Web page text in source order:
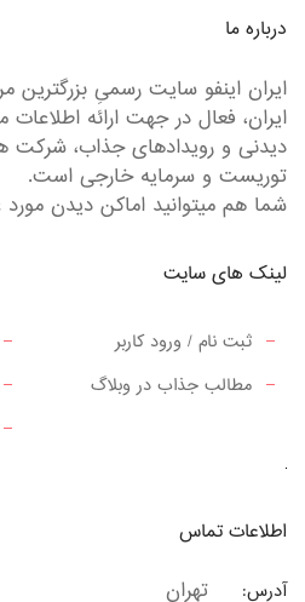
درباره ما
ایران اینفو سایت رسمیِ
ایران، فعال در جهت ارائه اطلاعات
دیدنی و رویدادهای جذاب، شرکت
توریست و سرمایه خارجی است.
شما هم میتوانید اماکن دیدن مورد
لینک های سایت
ثبت نام / ورود کاربر
مطالب جذاب در وبلاگ
اطلاعات تماس
آدرس: تهران